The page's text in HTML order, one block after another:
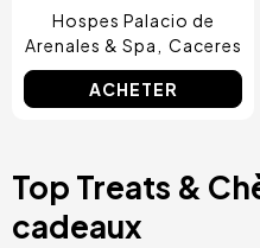
Hospes Palacio de
Arenales & Spa
Caceres
ACHETER
Top Treats &
cadeaux